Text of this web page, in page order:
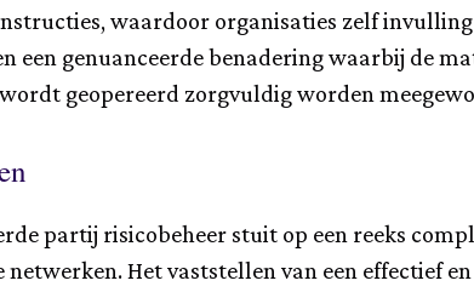
waardoor organisaties zelf
een genuanceerde benadering waarbij de
geopereerd zorgvuldig worden
partij risicobeheer stuit op een reeks
Het vaststellen van een effectief